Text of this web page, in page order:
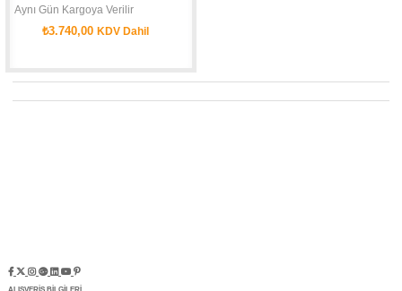
Aynı Gün Kargoya Verilir
₺3.740,00 KDV Dahil